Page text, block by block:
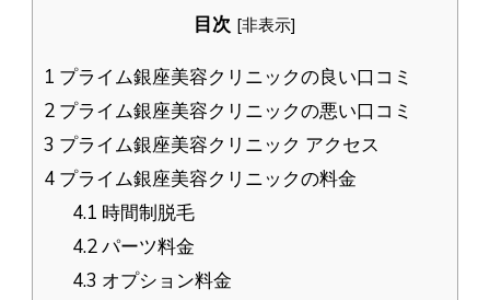
目次 [非表示]
1 プライム銀座美容クリニックの良い口コミ
2 プライム銀座美容クリニックの悪い口コミ
3 プライム銀座美容クリニック アクセス
4 プライム銀座美容クリニックの料金
4.1 時間制脱毛
4.2パーツ料金
4.3 オプション料金